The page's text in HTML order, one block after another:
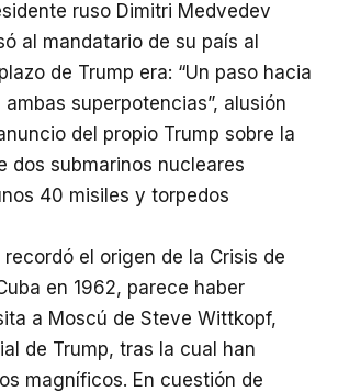
ruso Dimitri Medvedev
al mandatario de su país al
de Trump era: “Un paso hacia
ambas superpotencias”, alusión
del propio Trump sobre la
dos submarinos nucleares
40 misiles y torpedos
recordó el origen de la Crisis de
en 1962, parece haber
a Moscú de Steve Wittkopf,
de Trump, tras la cual han
magníficos. En cuestión de